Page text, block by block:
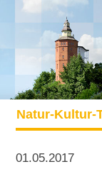
Natur-Kultur-
01.05.2017